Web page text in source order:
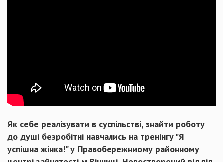
Як себе реалізувати в суспільстві, знайти роботу
до душі безробітні навчались на тренінгу "Я
успішна жінка!" у Правобережниому районному